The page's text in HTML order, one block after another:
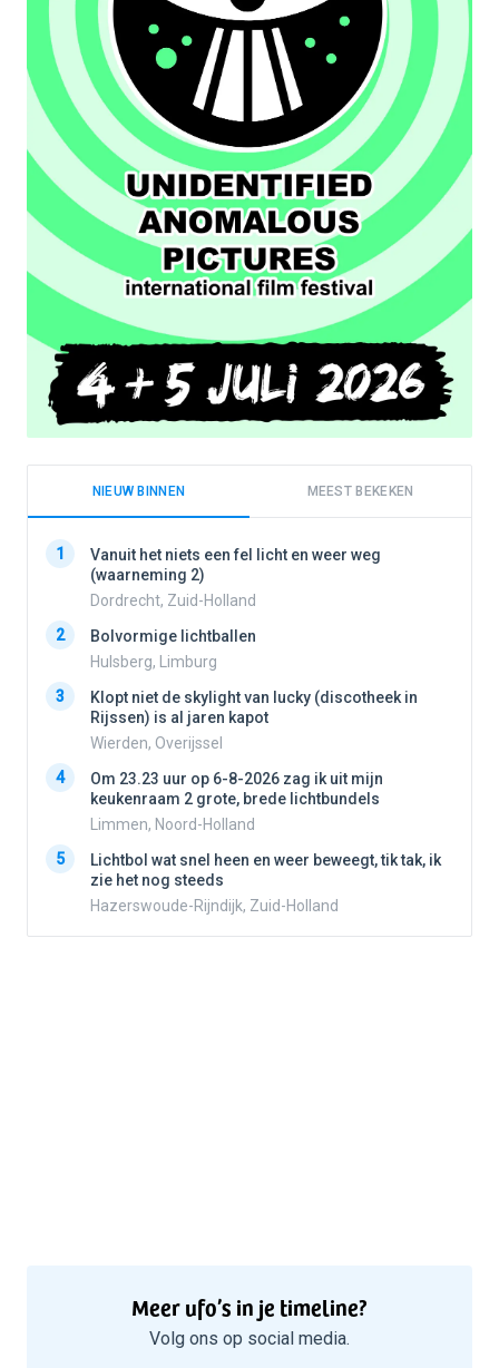
NIEUW BINNEN MEEST BEKEKEN
1
Vanuit het niets een fel licht en weer weg
(waarneming 2)
Dordrecht, Zuid-Holland
2
Bolvormige lichtballen
Hulsberg, Limburg
3
Klopt niet de skylight van lucky (discotheek in
Rijssen) is al jaren kapot
Wierden, Overijssel
4
Om 23.23 uur op 6-8-2026 zag ik uit mijn
keukenraam 2 grote, brede lichtbundels
Limmen, Noord-Holland
5
Lichtbol wat snel heen en weer beweegt, tik tak, ik
zie het nog steeds
Hazerswoude-Rijndijk, Zuid-Holland
Meer ufo’s in je timeline?
Volg ons op social media.